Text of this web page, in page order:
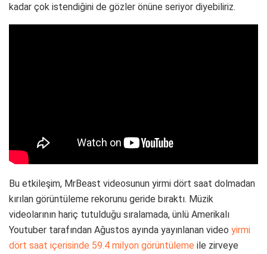
kadar çok istendiğini de gözler önüne seriyor diyebiliriz.
Bu etkileşim, MrBeast videosunun yirmi dört saat dolmadan
kırılan görüntüleme rekorunu geride bıraktı. Müzik
videolarının hariç tutulduğu sıralamada, ünlü Amerikalı
Youtuber tarafından Ağustos ayında yayınlanan video yirmi
dört saat içerisinde 59.4 milyon görüntüleme ile zirveye